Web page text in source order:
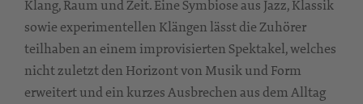
Klang, Raum und Zeit. Eine Symbiose aus Jazz, Klassik
sowie experimentellen Klängen lässt die Zuhörer
teilhaben an einem improvisierten Spektakel, welches
nicht zuletzt den Horizont von Musik und Form
erweitert und ein kurzes Ausbrechen aus dem Alltag